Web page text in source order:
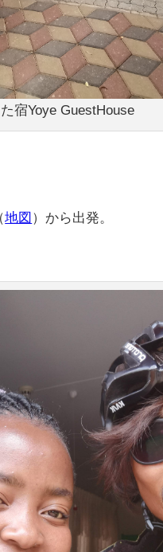
宿Yoye GuestHouse
地図 ）から出発。